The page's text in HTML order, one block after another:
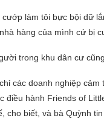
cướp làm tôi bực bội dữ
hàng của mình cứ bị
trong khu dân cư
các doanh nghiệp
điều hành Friends of
cho biết, và bà Quỳnh